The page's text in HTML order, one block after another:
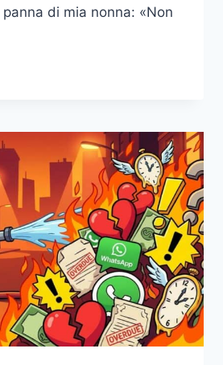
di mia nonna: «Non